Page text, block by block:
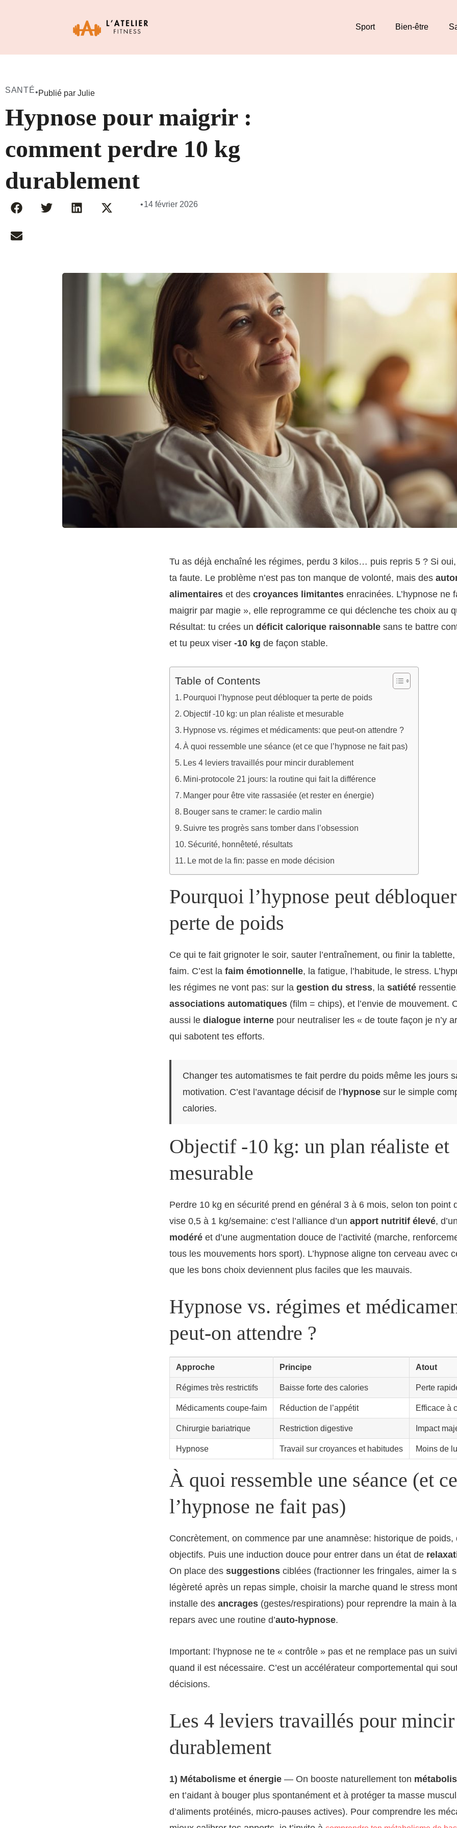
Sport Bien-être
SANTÉ•Publié par Julie
Hypnose pour maigrir :
comment perdre 10 kg
durablement
•14 février 2026
Tu as déjà enchaîné les régimes, perdu 3 kilos… puis repris 5 ? Si oui,
ta faute. Le problème n’est pas ton manque de volonté, mais des
alimentaires et des croyances limitantes enracinées. L’hypnose ne
maigrir par magie », elle reprogramme ce qui déclenche tes choix au
Résultat: tu crées un déficit calorique raisonnable sans te battre
et tu peux viser -10 kg de façon stable.
Table of Contents
Pourquoi l’hypnose peut débloquer ta perte de poids
Objectif -10 kg: un plan réaliste et mesurable
Hypnose vs. régimes et médicaments: que peut-on attendre ?
À quoi ressemble une séance (et ce que l’hypnose ne fait pas)
Les 4 leviers travaillés pour mincir durablement
Mini-protocole 21 jours: la routine qui fait la différence
Manger pour être vite rassasiée (et rester en énergie)
Bouger sans te cramer: le cardio malin
Suivre tes progrès sans tomber dans l’obsession
Sécurité, honnêteté, résultats
Le mot de la fin: passe en mode décision
Pourquoi l’hypnose peut
perte de poids
Ce qui te fait grignoter le soir, sauter l’entraînement, ou finir la tablette,
faim. C’est la faim émotionnelle, la fatigue, l’habitude, le stress.
les régimes ne vont pas: sur la gestion du stress, la satiété
associations automatiques (film = chips), et l’envie de mouvement.
aussi le dialogue interne pour neutraliser les « de toute façon je n’y
qui sabotent tes efforts.
Changer tes automatismes te fait perdre du poids même les jours
motivation. C’est l’avantage décisif de l’hypnose sur le simple
calories.
Objectif -10 kg: un plan réaliste et
mesurable
Perdre 10 kg en sécurité prend en général 3 à 6 mois, selon ton point
vise 0,5 à 1 kg/semaine: c’est l’alliance d’un apport nutritif élevé,
modéré et d’une augmentation douce de l’activité (marche,
tous les mouvements hors sport). L’hypnose aligne ton cerveau avec
que les bons choix deviennent plus faciles que les mauvais.
Hypnose vs. régimes et
peut-on attendre ?
Approche Principe Atout
Régimes très restrictifs Baisse forte des calories Perte
Médicaments coupe-faim Réduction de l’appétit Efficace à
Chirurgie bariatrique Restriction digestive Impact
Hypnose Travail sur croyances et habitudes Moins de
À quoi ressemble une séance (et
l’hypnose ne fait pas)
Concrètement, on commence par une anamnèse: historique de poids,
objectifs. Puis une induction douce pour entrer dans un état de
On place des suggestions ciblées (fractionner les fringales, aimer la
légèreté après un repas simple, choisir la marche quand le stress
installe des ancrages (gestes/respirations) pour reprendre la main à
repars avec une routine d’auto-hypnose.
Important: l’hypnose ne te « contrôle » pas et ne remplace pas un
quand il est nécessaire. C’est un accélérateur comportemental qui
décisions.
Les 4 leviers travaillés pour mincir
durablement
1) Métabolisme et énergie — On booste naturellement ton
en t’aidant à bouger plus spontanément et à protéger ta masse
d’aliments protéinés, micro-pauses actives). Pour comprendre les